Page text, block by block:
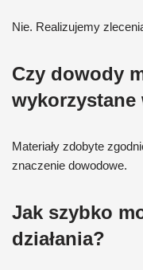
Nie. Realizujemy
Czy dowody
wykorzystane
Materiały zdobyte
znaczenie dowodowe.
Jak szybko
działania?